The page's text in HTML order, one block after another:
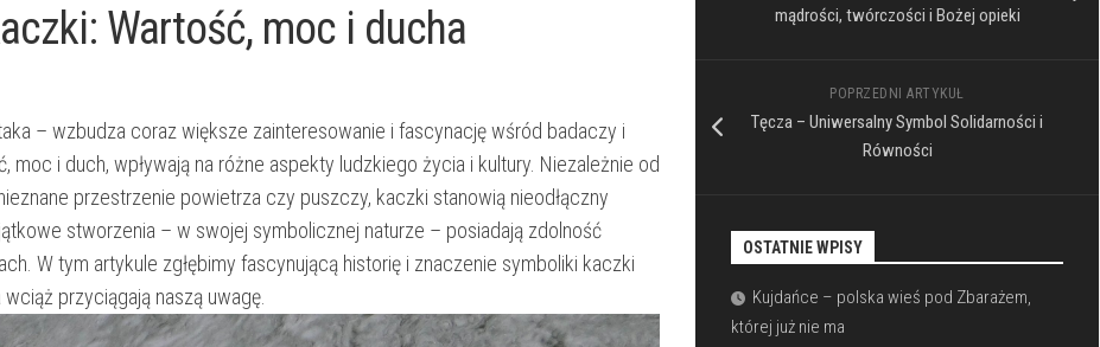
Wartość, moc i ducha
– wzbudza coraz większe zainteresowanie ‌i fascynację wśród badaczy i
i duch, wpływają na ‍różne aspekty ludzkiego życia i kultury. Niezależnie ⁢od
przestrzenie⁤ powietrza czy puszczy, kaczki stanowią nieodłączny‍
⁣stworzenia – w swojej symbolicznej naturze – posiadają zdolność
W tym artykule zgłębimy fascynującą historię i znaczenie symboliki kaczki⁢
przyciągają​ naszą uwagę.
mądrości, twórczości i Bożej opieki
POPRZEDNI ARTYKUŁ
Tęcza – Uniwersalny Symbol Solidarności i
Równości
OSTATNIE WPISY
Kujdańce – polska wieś pod Zbarażem,
której już nie ma